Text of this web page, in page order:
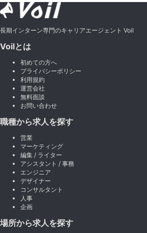
長期インターン専門のキャリアエージェント Voil
Voilとは
初めての方へ
プライバシーポリシー
利用規約
運営会社
無料面談
お問い合わせ
職種から求人を探す
営業
マーケティング
編集 / ライター
アシスタント / 事務
エンジニア
デザイナー
コンサルタント
人事
企画
場所から求人を探す